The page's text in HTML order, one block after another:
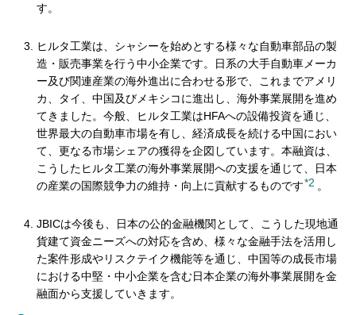
す。
ヒルタ工業は、シャシーを始めとする様々な自動車部品の製
造・販売事業を行う中小企業です。日系の大手自動車メーカ
ー及び関連産業の海外進出に合わせる形で、これまでアメリ
カ、タイ、中国及びメキシコに進出し、海外事業展開を進め
てきました。今般、ヒルタ工業はHFAへの設備投資を通じ、
世界最大の自動車市場を有し、経済成長を続ける中国におい
て、更なる市場シェアの獲得を企図しています。本融資は、
こうしたヒルタ工業の海外事業展開への支援を通じて、日本
の産業の国際競争力の維持・向上に貢献するものです*2 。
JBICは今後も、日本の公的金融機関として、こうした現地通
貨建て資金ニーズへの対応を含め、様々な金融手法を活用し
た案件形成やリスクテイク機能等を通じ、中国等の成長市場
における中堅・中小企業を含む日本企業の海外事業展開を金
融面から支援していきます。